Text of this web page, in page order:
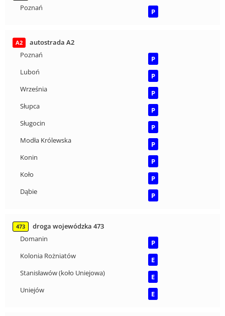
Poznań P
A2
autostrada A2
Poznań
P
Luboń
P
Września
P
Słupca
P
Sługocin
P
Modła Królewska
P
Konin
P
Koło
P
Dąbie
P
473
droga wojewódzka 473
Domanin
P
Kolonia Rożniatów
E
Stanisławów (koło Uniejowa)
E
Uniejów
E